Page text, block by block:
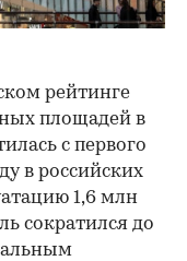
рейтинге
площадей в
с первого
в российских
1,6 млн
сократился до